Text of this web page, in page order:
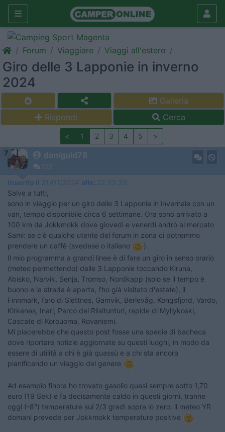
Forum Viaggiare Viaggi all'estero
Giro delle 3 Lapponie in inverno
2024
Galleria
Rispondi
Cerca
< 1 2 3 4 5 >
7 daniguid78
222
Inserito il 31/01/2024 alle: 22:33:33
Salve a tutti,
sono in viaggio per un giro delle 3 Lapponie in invernale con un
van, tempo disponibile circa 6 settimane. Ora sono arrivato a
100 km da Jokkmokk dove giovedì e venerdì andrò al mercato
Sami: se c'è qualche utente del forum in zona ci potremmo
prendere un caffè (svedese o italiano
).
Il mio programma a grandi linee è di fare un giro in senso orario
(meteo permettendo) delle 3 Lapponie toccando Kiruna,
Abisko, Narvik, Senja, Tromso, Nordkapp (solo se il tempo è
buono e la strada è aperta, l'ho già visitato d'estate), il
Finnmark, faro di Slettnes, Gamvik, Berlevåg, Kongsfjord, Vardo,
Kirkenes, Inari, Parco del Riisitunturi, rapide di Myllykoski,
Cascate di Korouoma, Rovaniemi.
Mi piacerebbe che questo post fosse una specie di bacheca
dove riportare notizie aggiornate su questi luoghi, in modo da
essere di utilità a chi è già quassù e a chi sta ancora
pianificando un viaggio del genere
Ad esempio finora ho trovato gasolio quasi sempre sotto 1,70
euro (19 Sek) e fa decisamente caldo in questi giorni, tranne
oggi (-8°) temperature sui 2/3 gradi sopra lo zero: il meteo YR
domani prevede per Jokkmokk temperature positive